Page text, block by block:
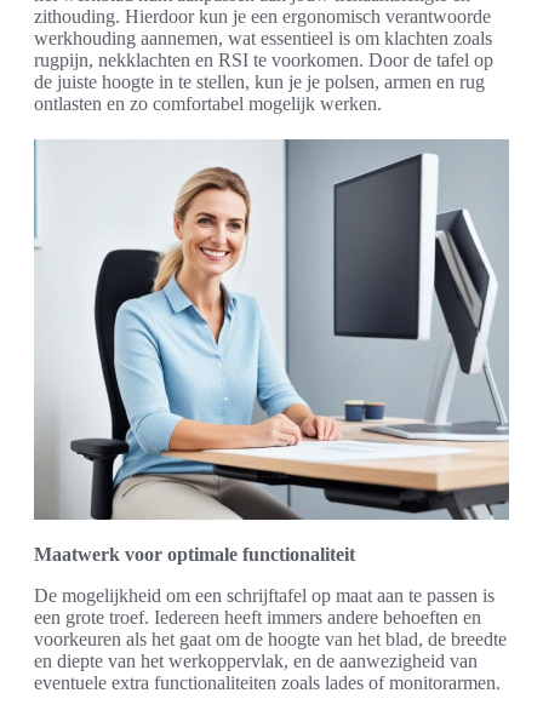
zithouding. Hierdoor kun je een ergonomisch verantwoorde
werkhouding aannemen, wat essentieel is om klachten zoals
rugpijn, nekklachten en RSI te voorkomen. Door de tafel op
de juiste hoogte in te stellen, kun je je polsen, armen en rug
ontlasten en zo comfortabel mogelijk werken.
Maatwerk voor optimale functionaliteit
De mogelijkheid om een schrijftafel op maat aan te passen is
een grote troef. Iedereen heeft immers andere behoeften en
voorkeuren als het gaat om de hoogte van het blad, de breedte
en diepte van het werkoppervlak, en de aanwezigheid van
eventuele extra functionaliteiten zoals lades of monitorarmen.